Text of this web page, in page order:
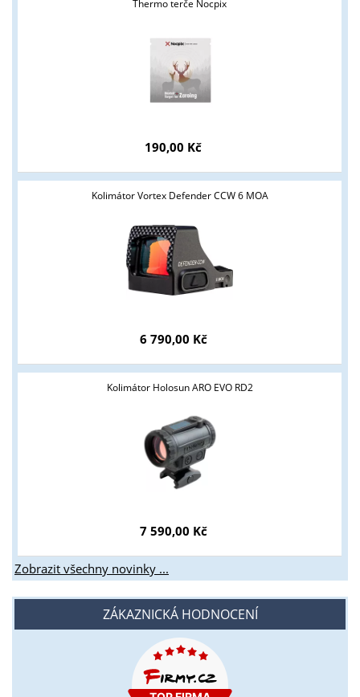
Thermo terče Nocpix
190,00 Kč
Kolimátor Vortex Defender CCW 6 MOA
6 790,00 Kč
Kolimátor Holosun ARO EVO RD2
7 590,00 Kč
Zobrazit všechny novinky ...
ZÁKAZNICKÁ HODNOCENÍ
podnikatelům v oblasti zbraně a střelivo. Splňujete tyto
podmínky?
ANO NE